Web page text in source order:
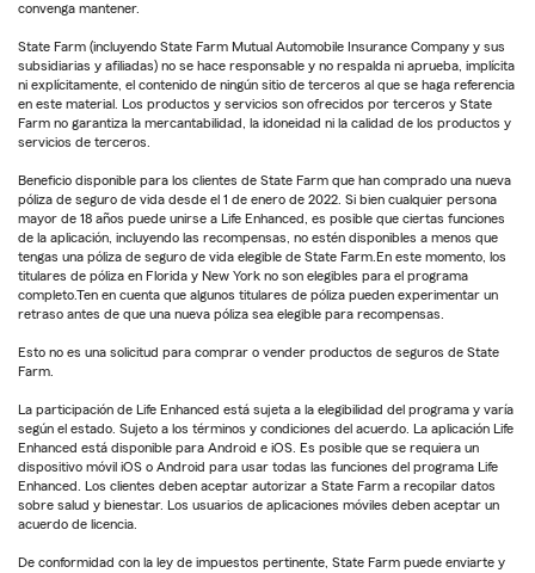
convenga mantener.
State Farm (incluyendo State Farm Mutual Automobile Insurance Company y sus
subsidiarias y afiliadas) no se hace responsable y no respalda ni aprueba, implícita
ni explícitamente, el contenido de ningún sitio de terceros al que se haga referencia
en este material. Los productos y servicios son ofrecidos por terceros y State
Farm no garantiza la mercantabilidad, la idoneidad ni la calidad de los productos y
servicios de terceros.
Beneficio disponible para los clientes de State Farm que han comprado una nueva
póliza de seguro de vida desde el 1 de enero de 2022. Si bien cualquier persona
mayor de 18 años puede unirse a Life Enhanced, es posible que ciertas funciones
de la aplicación, incluyendo las recompensas, no estén disponibles a menos que
tengas una póliza de seguro de vida elegible de State Farm.En este momento, los
titulares de póliza en Florida y New York no son elegibles para el programa
completo.Ten en cuenta que algunos titulares de póliza pueden experimentar un
retraso antes de que una nueva póliza sea elegible para recompensas.
Esto no es una solicitud para comprar o vender productos de seguros de State
Farm.
La participación de Life Enhanced está sujeta a la elegibilidad del programa y varía
según el estado. Sujeto a los términos y condiciones del acuerdo. La aplicación Life
Enhanced está disponible para Android e iOS. Es posible que se requiera un
dispositivo móvil iOS o Android para usar todas las funciones del programa Life
Enhanced. Los clientes deben aceptar autorizar a State Farm a recopilar datos
sobre salud y bienestar. Los usuarios de aplicaciones móviles deben aceptar un
acuerdo de licencia.
De conformidad con la ley de impuestos pertinente, State Farm puede enviarte y